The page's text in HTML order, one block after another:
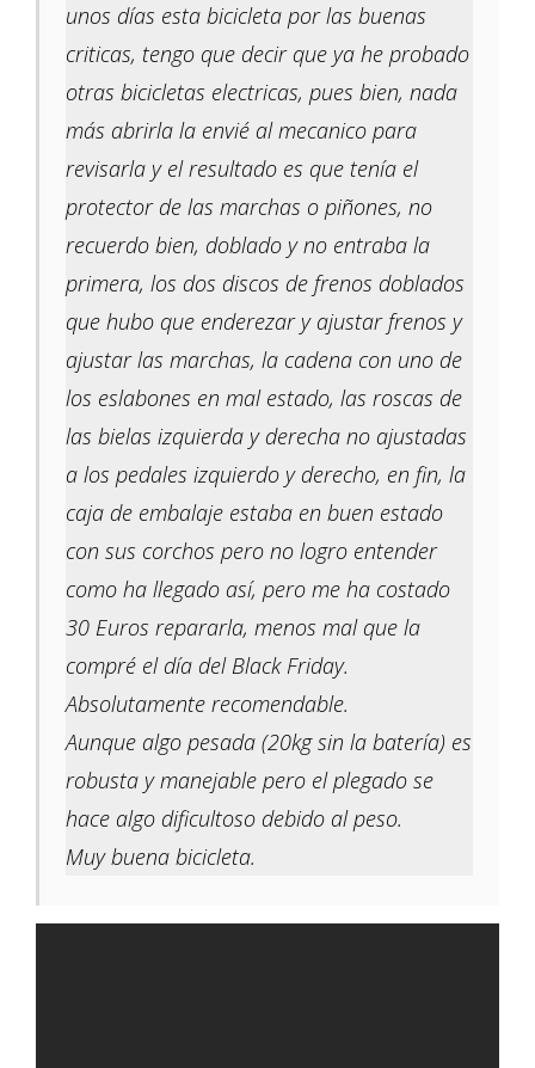
unos días esta bicicleta por las buenas
criticas, tengo que decir que ya he probado
otras bicicletas electricas, pues bien, nada
más abrirla la envié al mecanico para
revisarla y el resultado es que tenía el
protector de las marchas o piñones, no
recuerdo bien, doblado y no entraba la
primera, los dos discos de frenos doblados
que hubo que enderezar y ajustar frenos y
ajustar las marchas, la cadena con uno de
los eslabones en mal estado, las roscas de
las bielas izquierda y derecha no ajustadas
a los pedales izquierdo y derecho, en fin, la
caja de embalaje estaba en buen estado
con sus corchos pero no logro entender
como ha llegado así, pero me ha costado
30 Euros repararla, menos mal que la
compré el día del Black Friday.
Absolutamente recomendable.
Aunque algo pesada (20kg sin la batería) es
robusta y manejable pero el plegado se
hace algo dificultoso debido al peso.
Muy buena bicicleta.